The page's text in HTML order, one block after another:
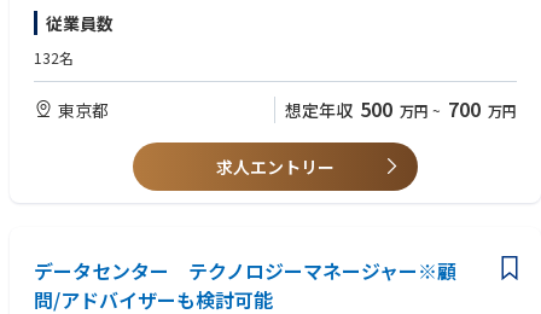
＜具体的な業務内容＞
・入居者様からの不具合・修繕依頼の対応
・対応履歴の管理および再発防止に向けた改善提案
・自社請負の大規模修繕工事の調整
・社内（建築・建設・賃貸管理）との連携による課題解決
重要性が高まっていくポジションです。
・BM（建物管理）領域での専門性を高め、管理責任者へ
・アフターサービス体制の構築や業務改善を担う企画ポジション
＜歓迎要件＞
・マンションデベロッパー、ハウスメーカー等におけるアフターサービス
・建設会社、設備会社における集合住宅系業務経験者
・分譲マンションのアフターサービス対応経験
従業員数
132名
東京都 想定年収 500 万円 ~ 700 万円
求人エントリー
データセンター テクノロジーマネージャー※顧
問/アドバイザーも検討可能